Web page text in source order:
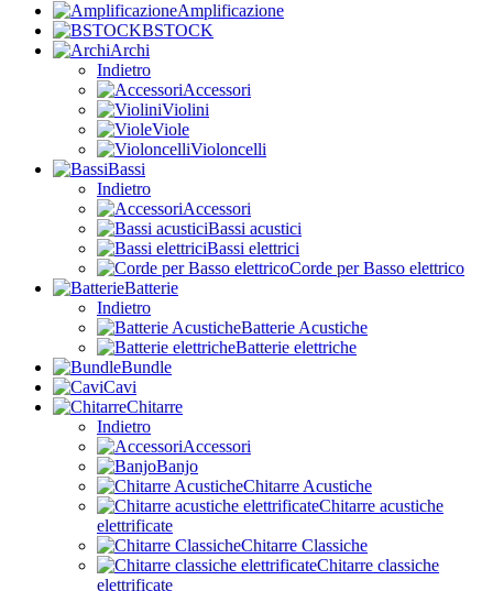
Amplificazione
BSTOCK
Archi
Indietro
Accessori
Violini
Viole
Violoncelli
Bassi
Indietro
Accessori
Bassi acustici
Bassi elettrici
Corde per Basso elettrico
Batterie
Indietro
Batterie Acustiche
Batterie elettriche
Bundle
Cavi
Chitarre
Indietro
Accessori
Banjo
Chitarre Acustiche
Chitarre acustiche
elettrificate
Chitarre Classiche
Chitarre classiche
elettrificate